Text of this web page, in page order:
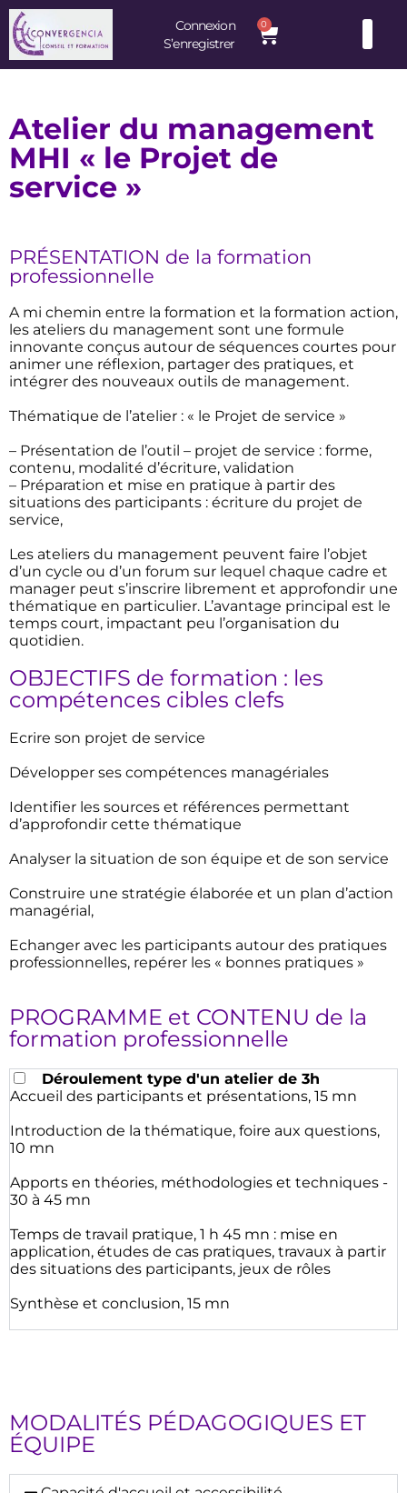
Connexion
S’enregistrer
0
Atelier du management
MHI « le Projet de
service »
PRÉSENTATION de la formation
professionnelle
A mi chemin entre la formation et la formation action,
les ateliers du management sont une formule
innovante conçus autour de séquences courtes pour
animer une réflexion, partager des pratiques, et
intégrer des nouveaux outils de management.
Thématique de l’atelier : « le Projet de service »
– Présentation de l’outil – projet de service : forme,
contenu, modalité d’écriture, validation
– Préparation et mise en pratique à partir des
situations des participants : écriture du projet de
service,
Les ateliers du management peuvent faire l’objet
d’un cycle ou d’un forum sur lequel chaque cadre et
manager peut s’inscrire librement et approfondir une
thématique en particulier. L’avantage principal est le
temps court, impactant peu l’organisation du
quotidien.
OBJECTIFS de formation : les
compétences cibles clefs
Ecrire son projet de service
Développer ses compétences managériales
Identifier les sources et références permettant
d’approfondir cette thématique
Analyser la situation de son équipe et de son service
Construire une stratégie élaborée et un plan d’action
managérial,
Echanger avec les participants autour des pratiques
professionnelles, repérer les « bonnes pratiques »
PROGRAMME et CONTENU de la
formation professionnelle
Déroulement type d'un atelier de 3h
Accueil des participants et présentations, 15 mn
Introduction de la thématique, foire aux questions,
10 mn
Apports en théories, méthodologies et techniques -
30 à 45 mn
Temps de travail pratique, 1 h 45 mn : mise en
application, études de cas pratiques, travaux à partir
des situations des participants, jeux de rôles
Synthèse et conclusion, 15 mn
MODALITÉS PÉDAGOGIQUES ET
ÉQUIPE